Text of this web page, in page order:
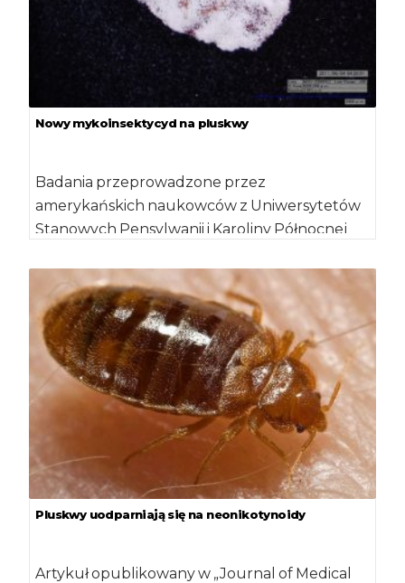
Nowy mykoinsektycyd na pluskwy
Badania przeprowadzone przez
amerykańskich naukowców z Uniwersytetów
Stanowych Pensylwanii i Karoliny Północnej
nowego mykoinsektycydu. Preparat ten […]
Pluskwy uodparniają się na neonikotynoidy
Artykuł opublikowany w „Journal of Medical